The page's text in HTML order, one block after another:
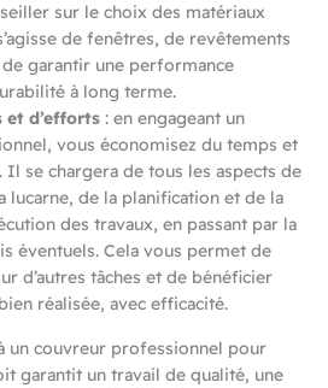
sur le choix des matériaux
de fenêtres, de revêtements
de garantir une performance
à long terme.
et d’efforts : en engageant un
vous économisez du temps et
se chargera de tous les aspects de
lucarne, de la planification et de la
des travaux, en passant par la
éventuels. Cela vous permet de
d’autres tâches et de bénéficier
réalisée, avec efficacité.
un couvreur professionnel pour
garantit un travail de qualité, une